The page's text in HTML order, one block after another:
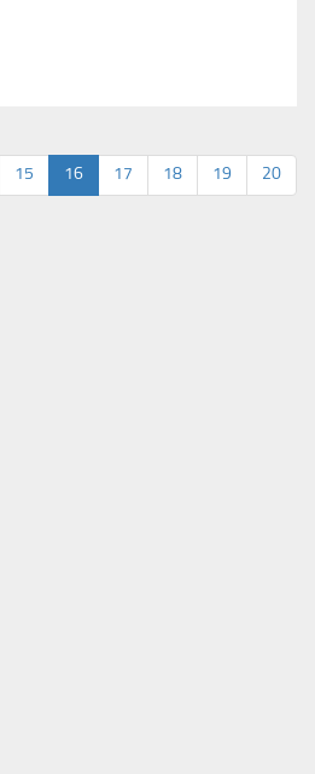
15 16 17 18 19 20